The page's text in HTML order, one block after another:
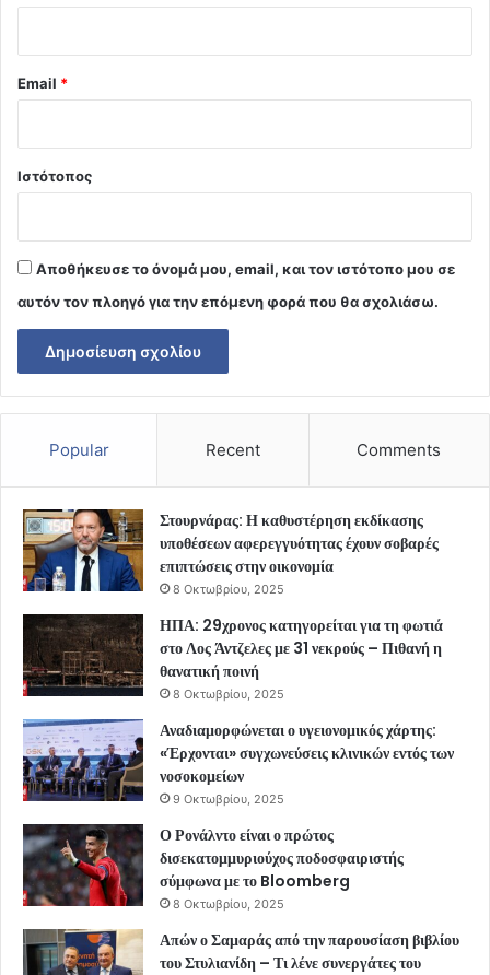
Email *
Ιστότοπος
Αποθήκευσε το όνομά μου, email, και τον ιστότοπο μου σε
αυτόν τον πλοηγό για την επόμενη φορά που θα σχολιάσω.
Popular Recent Comments
Στουρνάρας: Η καθυστέρηση εκδίκασης
υποθέσεων αφερεγγυότητας έχουν σοβαρές
επιπτώσεις στην οικονομία
8 Οκτωβρίου, 2025
ΗΠΑ: 29χρονος κατηγορείται για τη φωτιά
στο Λος Άντζελες με 31 νεκρούς – Πιθανή η
θανατική ποινή
8 Οκτωβρίου, 2025
Αναδιαμορφώνεται ο υγειονομικός χάρτης:
«Έρχονται» συγχωνεύσεις κλινικών εντός των
νοσοκομείων
9 Οκτωβρίου, 2025
Ο Ρονάλντο είναι ο πρώτος
δισεκατομμυριούχος ποδοσφαιριστής
σύμφωνα με το Bloomberg
8 Οκτωβρίου, 2025
Απών ο Σαμαράς από την παρουσίαση βιβλίου
του Στυλιανίδη – Τι λένε συνεργάτες του